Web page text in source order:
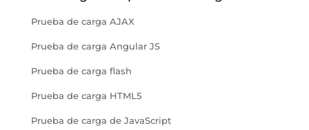
Prueba de carga AJAX
Prueba de carga Angular JS
Prueba de carga flash
Prueba de carga HTML5
Prueba de carga de JavaScript